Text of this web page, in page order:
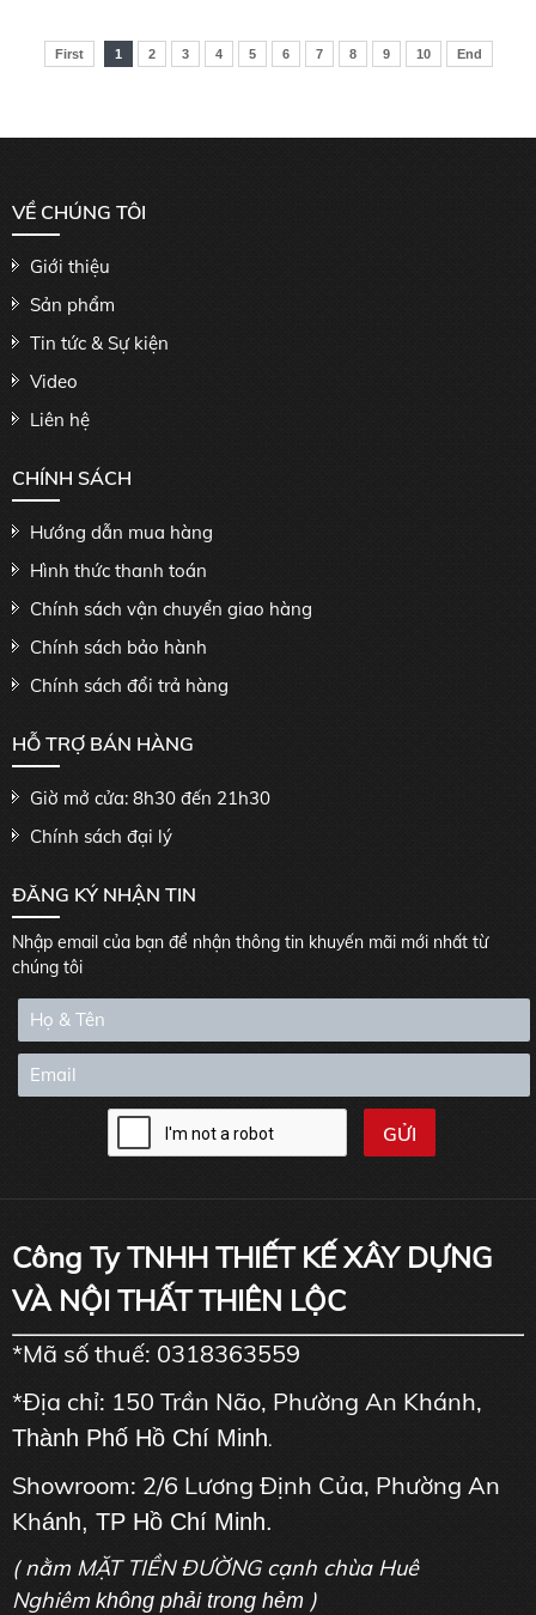
First 1 2 3 4 5 6 7 8 9 10 End
VỀ CHÚNG TÔI
Giới thiệu
Sản phẩm
Tin tức & Sự kiện
Video
Liên hệ
CHÍNH SÁCH
Hướng dẫn mua hàng
Hình thức thanh toán
Chính sách vận chuyển giao hàng
Chính sách bảo hành
Chính sách đổi trả hàng
HỖ TRỢ BÁN HÀNG
Giờ mở cửa: 8h30 đến 21h30
Chính sách đại lý
ĐĂNG KÝ NHẬN TIN
Nhập email của bạn để nhận thông tin khuyến mãi mới nhất từ
chúng tôi
Công Ty TNHH THIẾT KẾ XÂY DỰNG
VÀ NỘI THẤT THIÊN LỘC
*Mã số thuế: 0318363559
*Địa chỉ: 150 Trần Não, Phường An Khánh,
Thành Phố Hồ Chí Minh.
Showroom: 2/6 Lương Định Của, Phường An
Khánh, TP Hồ Chí Minh.
( nằm MẶT TIỀN ĐƯỜNG cạnh chùa Huê
Nghiêm không phải trong hẻm )